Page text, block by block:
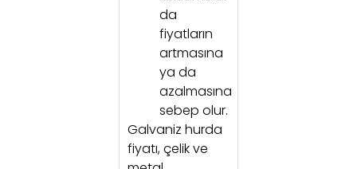
da
fiyatların
artmasına
ya da
azalmasına
sebep olur.
Galvaniz hurda
fiyatı, çelik ve